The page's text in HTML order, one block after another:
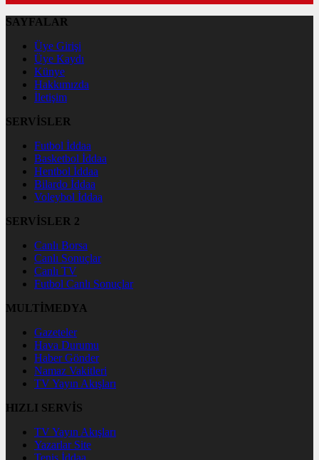
SAYFALAR
Üye Girişi
Üye Kaydı
Künye
Hakkımızda
İletişim
SERVİSLER
Futbol İddaa
Basketbol İddaa
Hentbol İddaa
Bilardo İddaa
Voleybol İddaa
SERVİSLER 2
Canlı Borsa
Canlı Sonuçlar
Canlı TV
Futbol Canlı Sonuçlar
MULTİMEDYA
Gazeteler
Hava Durumu
Haber Gönder
Namaz Vakitleri
TV Yayın Akışları
HIZLI SERVİS
TV Yayın Akışları
Yazarlar Site
Tenis İddaa